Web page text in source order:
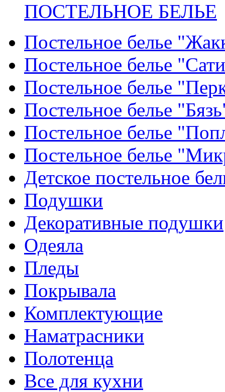
ПОСТЕЛЬНОЕ БЕЛЬЕ
Постельное белье
Постельное белье
Постельное белье
Постельное белье
Постельное белье
Постельное белье
Детское постельное
Подушки
Декоративные подушки
Одеяла
Пледы
Покрывала
Комплектующие
Наматрасники
Полотенца
Все для кухни